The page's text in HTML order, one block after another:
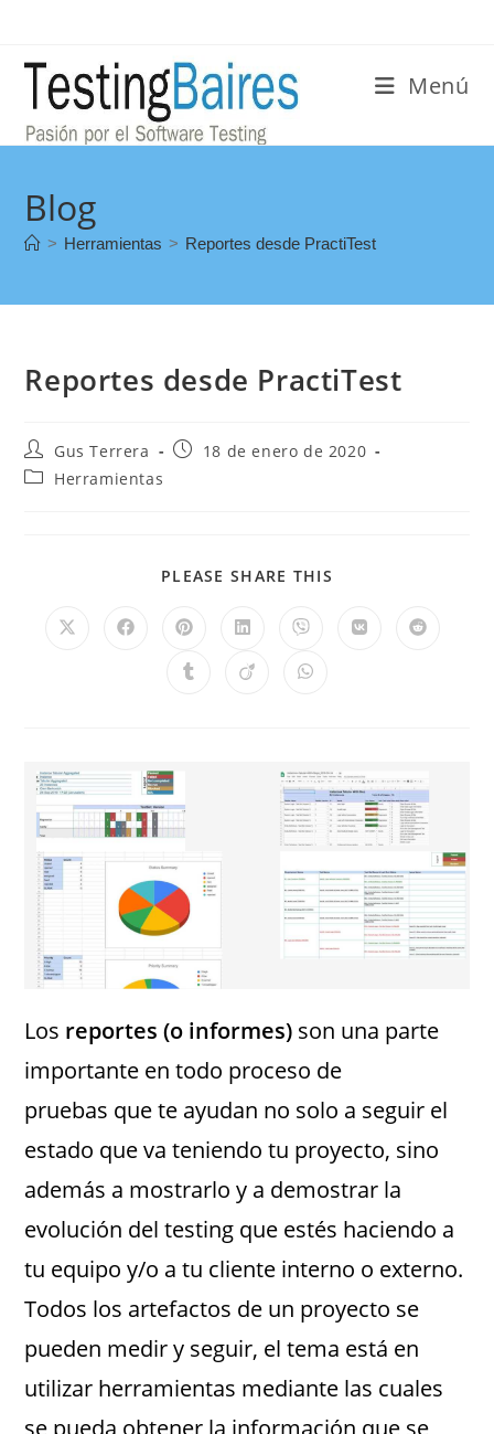
Menú
Blog
> Herramientas > Reportes desde PractiTest
Reportes desde PractiTest
Gus Terrera
18 de enero de 2020
Herramientas
PLEASE SHARE THIS
Los reportes (o informes) son una parte
importante en todo proceso de
pruebas que te ayudan no solo a seguir el
estado que va teniendo tu proyecto, sino
además a mostrarlo y a demostrar la
evolución del testing que estés haciendo a
tu equipo y/o a tu cliente interno o externo.
Todos los artefactos de un proyecto se
pueden medir y seguir, el tema está en
utilizar herramientas mediante las cuales
se pueda obtener la información que se